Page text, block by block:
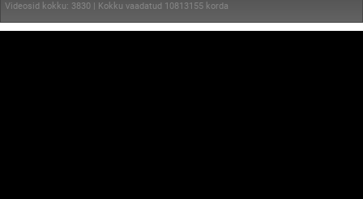
Videosid kokku: 3830 | Kokku vaadatud 10813155 korda